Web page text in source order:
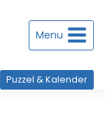
Menu
Puzzel & Kalender